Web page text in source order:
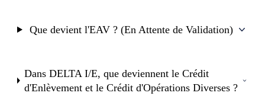
Que devient l'EAV ? (En Attente de Validation)
Dans DELTA I/E, que deviennent le Crédit
d'Enlèvement et le Crédit d'Opérations Diverses ?